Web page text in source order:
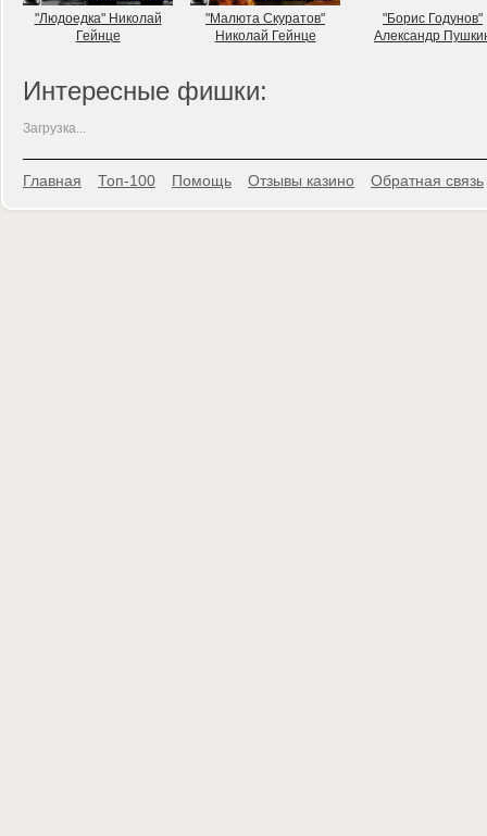
"Людоедка" Николай
Гейнце
"Малюта Скуратов"
Николай Гейнце
"Борис Годунов"
Александр
Интересные фишки:
Загрузка...
Главная Топ-100 Помощь Отзывы казино Обратная связь